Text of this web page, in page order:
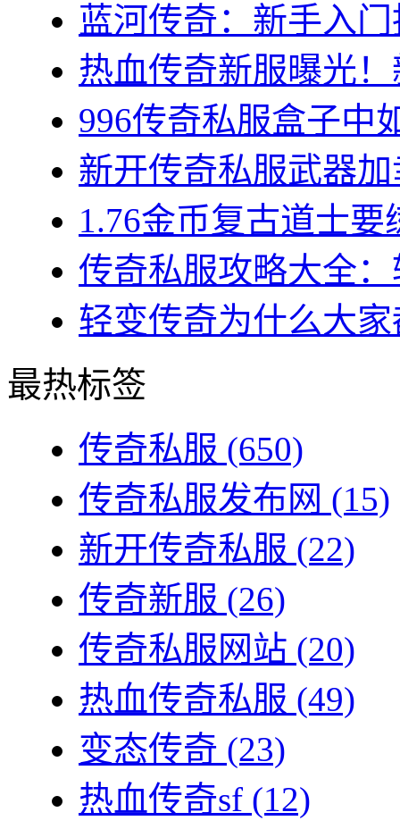
蓝河传奇：新手入
热血传奇新服曝光
996传奇私服盒子中
新开传奇私服武器
1.76金币复古道士
传奇私服攻略大全
轻变传奇为什么大
最热标签
传奇私服 (650)
传奇私服发布网 (15)
新开传奇私服 (22)
传奇新服 (26)
传奇私服网站 (20)
热血传奇私服 (49)
变态传奇 (23)
热血传奇sf (12)